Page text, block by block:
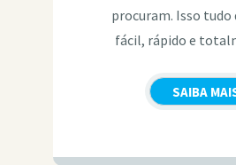
procuram. Isso tudo
fácil, rápido e
SAIBA